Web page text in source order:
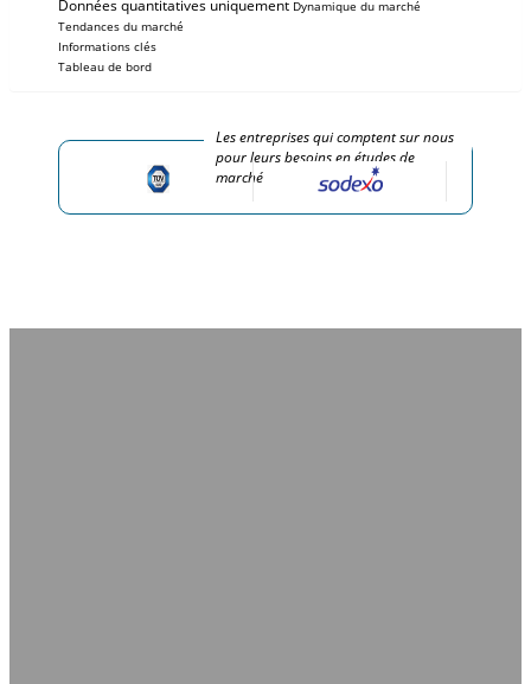
Données quantitatives uniquement Dynamique du marché
Tendances du marché
Informations clés
Tableau de bord
Les entreprises qui comptent sur nous
pour leurs besoins en études de
marché